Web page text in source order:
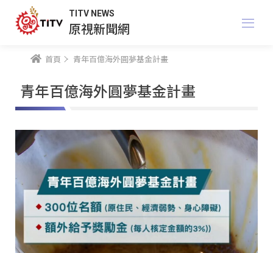
TITV NEWS
原視新聞網
首頁 青年百億海外圓夢基金計畫
青年百億海外圓夢基金計畫